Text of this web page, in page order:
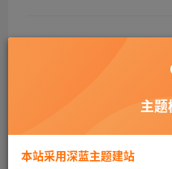
国内医药流通巨头上
好药师获批开展武汉市中
售配送业务，并准予好药
对于网售处方药、医药分
主题
本站采用深蓝主题建站